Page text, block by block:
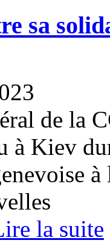
sa
de la
à Kiev
la suite